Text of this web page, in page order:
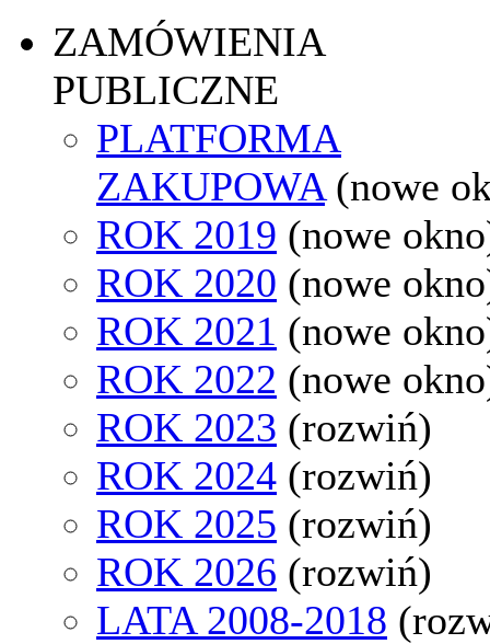
ZAMÓWIENIA
PUBLICZNE
PLATFORMA
ZAKUPOWA (nowe
ROK 2019 (nowe
ROK 2020 (nowe
ROK 2021 (nowe
ROK 2022 (nowe
ROK 2023 (rozwiń)
ROK 2024 (rozwiń)
ROK 2025 (rozwiń)
ROK 2026 (rozwiń)
LATA 2008-2018